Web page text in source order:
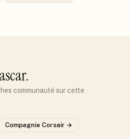
.
communauté sur cette
Compagnie Corsair →